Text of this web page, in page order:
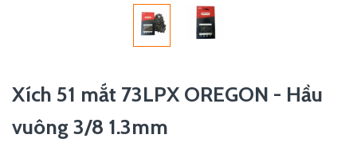
Xích 51 mắt 73LPX OREGON - Hầu
vuông 3/8 1.3mm